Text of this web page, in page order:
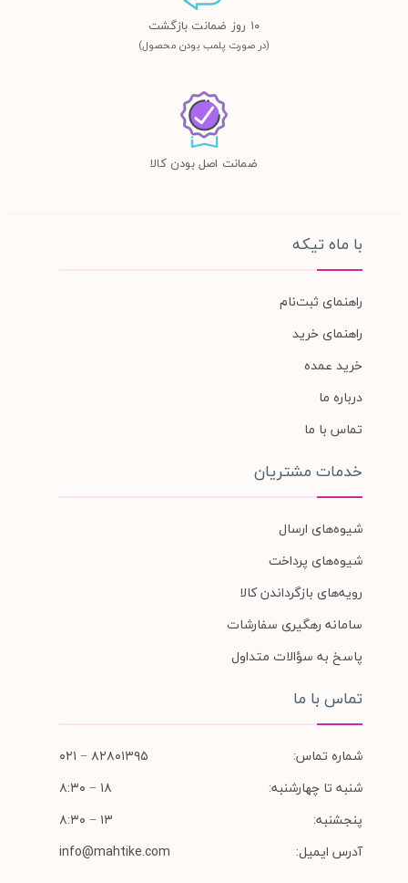
١٠ روز ضمانت بازگشت
(در صورت پلمب بودن محصول)
ضمانت اصل بودن کالا
با ماه تیکه
راهنمای ثبت‌نام
راهنمای خرید
خرید عمده
درباره ما
تماس با ما
خدمات مشتریان
شیوه‌های ارسال
شیوه‌های پرداخت
رویه‌های بازگرداندن کالا
سامانه رهگیری سفارشات
پاسخ به سؤالات متداول
تماس با ما
شماره تماس:
۸۲۸۰۱۳۹۵ − ۰۲۱
شنبه تا چهارشنبه:
۱۸ − ۸:۳۰
پنجشنبه:
۱۳ − ۸:۳۰
آدرس ایمیل:
info@mahtike.com